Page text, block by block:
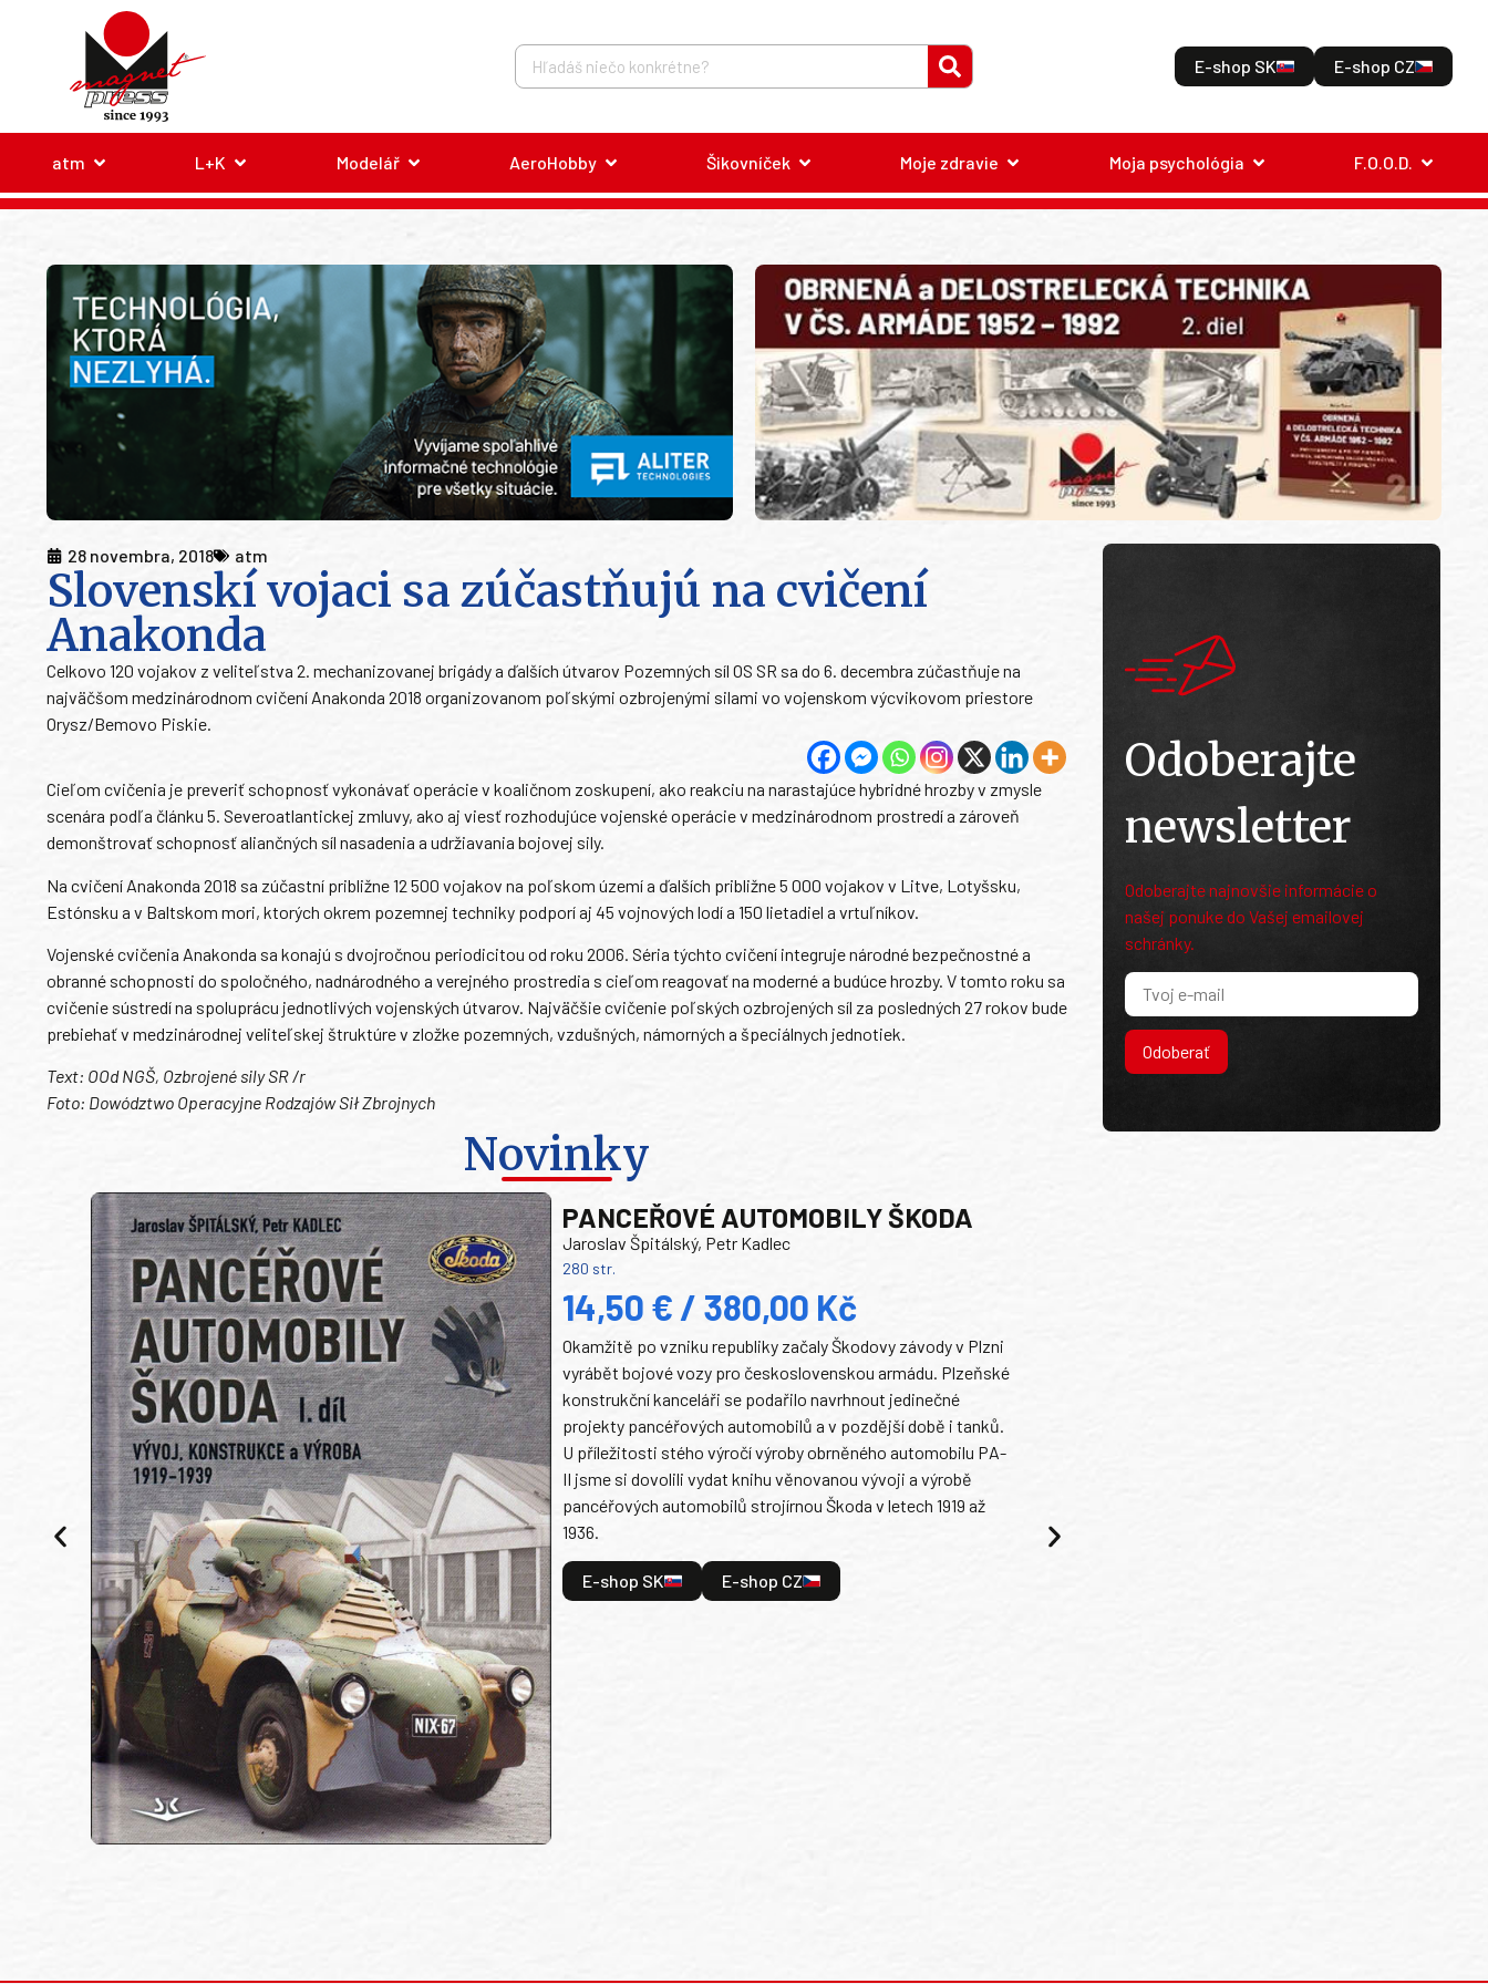
E-shop SK E-shop CZ
atm L+K Modelář AeroHobby Šikovníček Moje zdravie Moja psychológia F.O.O.D.
28 novembra, 2018 atm
Slovenskí vojaci sa zúčastňujú na cvičení
Anakonda
Celkovo 120 vojakov z veliteľstva 2. mechanizovanej brigády a ďalších útvarov Pozemných síl OS SR sa do 6. decembra zúčastňuje na
najväčšom medzinárodnom cvičení Anakonda 2018 organizovanom poľskými ozbrojenými silami vo vojenskom výcvikovom priestore
Orysz/Bemovo Piskie.
Cieľom cvičenia je preveriť schopnosť vykonávať operácie v koaličnom zoskupení, ako reakciu na narastajúce hybridné hrozby v zmysle
scenára podľa článku 5. Severoatlantickej zmluvy, ako aj viesť rozhodujúce vojenské operácie v medzinárodnom prostredí a zároveň
demonštrovať schopnosť aliančných síl nasadenia a udržiavania bojovej sily.
Na cvičení Anakonda 2018 sa zúčastní približne 12 500 vojakov na poľskom území a ďalších približne 5 000 vojakov v Litve, Lotyšsku,
Estónsku a v Baltskom mori, ktorých okrem pozemnej techniky podporí aj 45 vojnových lodí a 150 lietadiel a vrtuľníkov.
Vojenské cvičenia Anakonda sa konajú s dvojročnou periodicitou od roku 2006. Séria týchto cvičení integruje národné bezpečnostné a
obranné schopnosti do spoločného, nadnárodného a verejného prostredia s cieľom reagovať na moderné a budúce hrozby. V tomto roku sa
cvičenie sústredí na spoluprácu jednotlivých vojenských útvarov. Najväčšie cvičenie poľských ozbrojených síl za posledných 27 rokov bude
prebiehať v medzinárodnej veliteľskej štruktúre v zložke pozemných, vzdušných, námorných a špeciálnych jednotiek.
Text: OOd NGŠ, Ozbrojené sily SR /r
Foto: Dowództwo Operacyjne Rodzajów Sił Zbrojnych
Novinky
PANCEŘOVÉ AUTOMOBILY ŠKODA
Jaroslav Špitálský, Petr Kadlec
280 str.
14,50 € / 380,00 Kč
Okamžitě po vzniku republiky začaly Škodovy závody v Plzni
vyrábět bojové vozy pro československou armádu. Plzeňské
konstrukční kanceláři se podařilo navrhnout jedinečné
projekty pancéřových automobilů a v pozdější době i tanků.
U příležitosti stého výročí výroby obrněného automobilu PA-
II jsme si dovolili vydat knihu věnovanou vývoji a výrobě
pancéřových automobilů strojírnou Škoda v letech 1919 až
1936.
E-shop SK E-shop CZ
Odoberajte
newsletter
Odoberajte najnovšie informácie o
našej ponuke do Vašej emailovej
schránky.
Odoberať